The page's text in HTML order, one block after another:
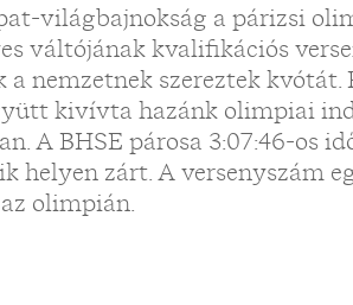
világbajnokság a párizsi
váltójának kvalifikációs
nemzetnek szereztek kvótát.
kivívta hazánk olimpiai
A BHSE párosa 3:07:46-os
helyen zárt. A versenyszám
olimpián.